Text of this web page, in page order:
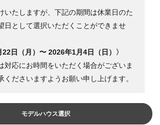
いたしますが、下記の期間は休業日のた
日として選択いただくことができませ
22日（月）〜 2026年1月4日（日）〉
対応にお時間をいただく場合がございま
くださいますようお願い申し上げます。
モデルハウス選択